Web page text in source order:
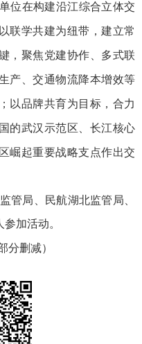
位在构建沿江综合立体交
联学共建为纽带，建立常
，聚焦党建协作、多式联
产、交通物流降本增效等
以品牌共育为目标，合力
的武汉示范区、长江核心
崛起重要战略支点作出交
管局、民航湖北监管局、
加活动。
分删减）